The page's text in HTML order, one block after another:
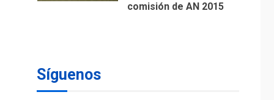
comisión de AN 2015
1
Síguenos